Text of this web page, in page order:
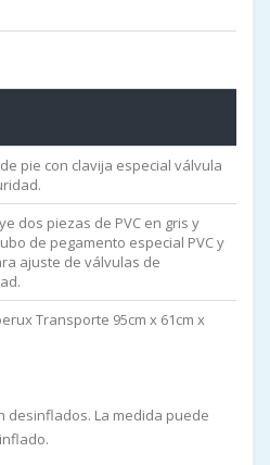
pie con clavija especial válvula
dos piezas de PVC en gris y
de pegamento especial PVC y
ajuste de válvulas de
Transporte 95cm x 61cm x
desinflados. La medida puede